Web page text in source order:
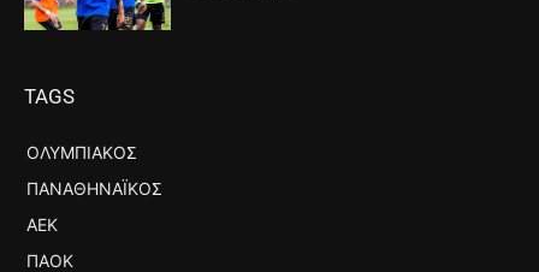
TAGS
ΟΛΥΜΠΙΑΚΌΣ
ΠΑΝΑΘΗΝΑΪΚΌΣ
ΑΕΚ
ΠΑΟΚ